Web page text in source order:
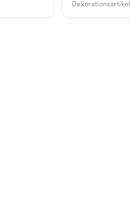
Dekorationsartikel